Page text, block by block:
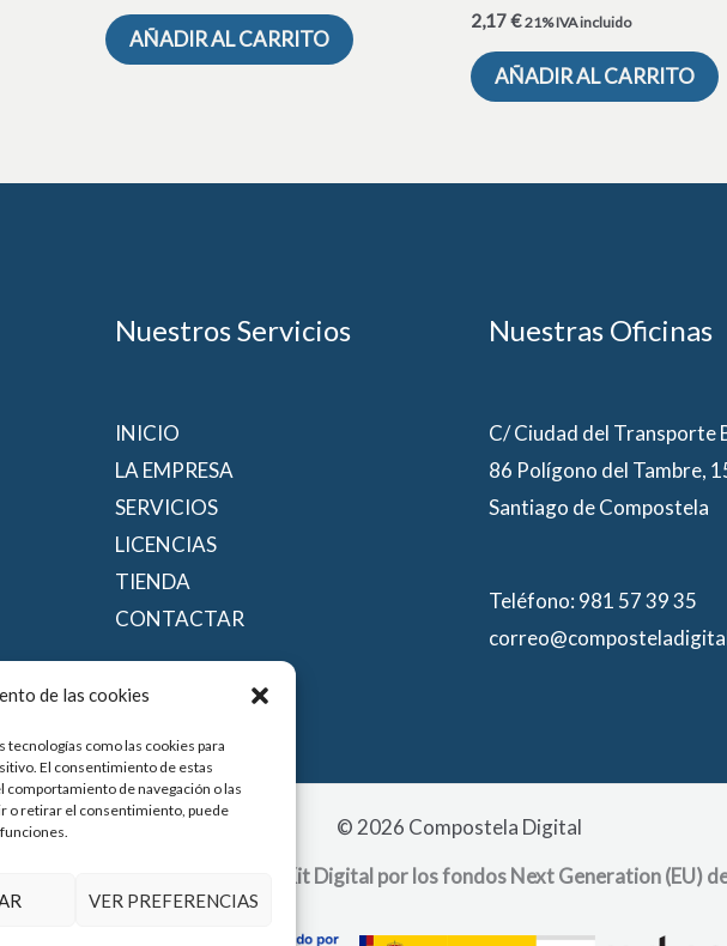
de las cookies
como las cookies para
El consentimiento de estas
de navegación o las
o retirar el consentimiento, puede
VER PREFERENCIAS
AÑADIR AL CARRITO
2,17€ 21% IVA incluido
AÑADIR AL CARRITO
Nuestros Servicios
INICIO
LA EMPRESA
SERVICIOS
LICENCIAS
TIENDA
CONTACTAR
Nuestras Oficinas
C/ Ciudad del Transporte
86 Polígono del Tambre,
Santiago de Compostela
Teléfono: 981 57 39 35
© 2026 Compostela Digital
Europea con el programa de Kit Digital por los fondos Next Generation (EU)